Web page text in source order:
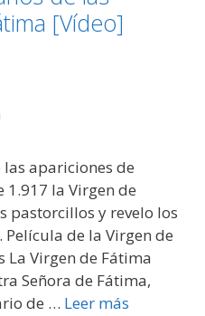
[Vídeo]
las apariciones de
1.917 la Virgen de
pastorcillos y revelo los
de la Virgen de
La Virgen de Fátima
Señora de Fátima,
de … Leer más